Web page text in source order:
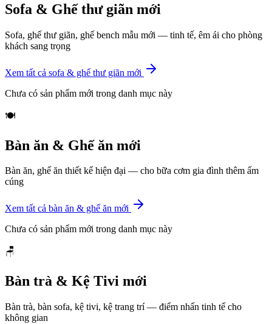
Sofa & Ghế thư giãn mới
Sofa, ghế thư giãn, ghế bench mẫu mới — tinh tế, êm ái cho phòng
khách sang trọng
Xem tất cả sofa & ghế thư giãn mới
Chưa có sản phẩm mới trong danh mục này
🍽️
Bàn ăn & Ghế ăn mới
Bàn ăn, ghế ăn thiết kế hiện đại — cho bữa cơm gia đình thêm ấm
cúng
Xem tất cả bàn ăn & ghế ăn mới
Chưa có sản phẩm mới trong danh mục này
🪑
Bàn trà & Kệ Tivi mới
Bàn trà, bàn sofa, kệ tivi, kệ trang trí — điểm nhấn tinh tế cho
không gian